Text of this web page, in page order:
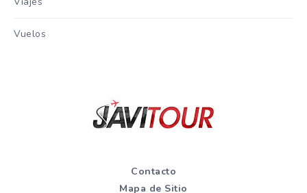
Vuelos
Contacto
Mapa de Sitio